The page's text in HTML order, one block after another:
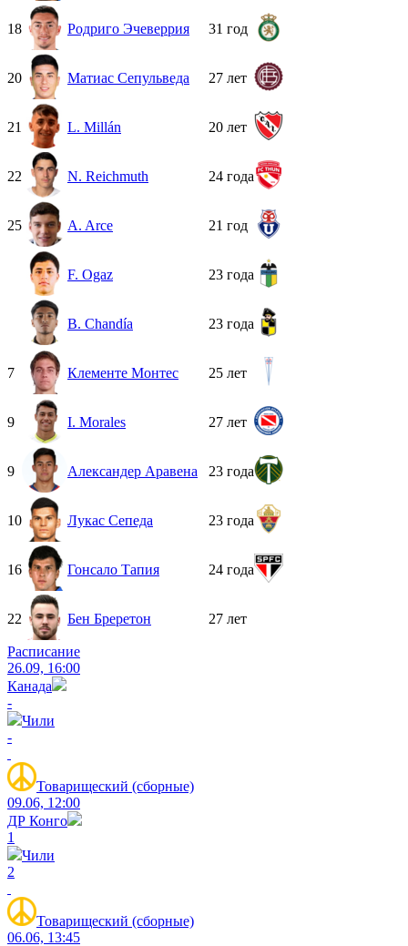
18 Родриго Эчеверрия 31 год
20 Матиас Сепульведа 27 лет
21 L. Millán 20 лет
22 N. Reichmuth 24 года
25 A. Arce 21 год
F. Ogaz 23 года
B. Chandía 23 года
7 Клементе Монтес 25 лет
9 I. Morales 27 лет
9 Александер Аравена 23 года
10 Лукас Сепеда 23 года
16 Гонсало Тапия 24 года
22 Бен Бреретон 27 лет
Расписание
26.09, 16:00
Канада
-
Чили
-
Товарищеский (сборные)
09.06, 12:00
ДР Конго
1
Чили
2
Товарищеский (сборные)
06.06, 13:45